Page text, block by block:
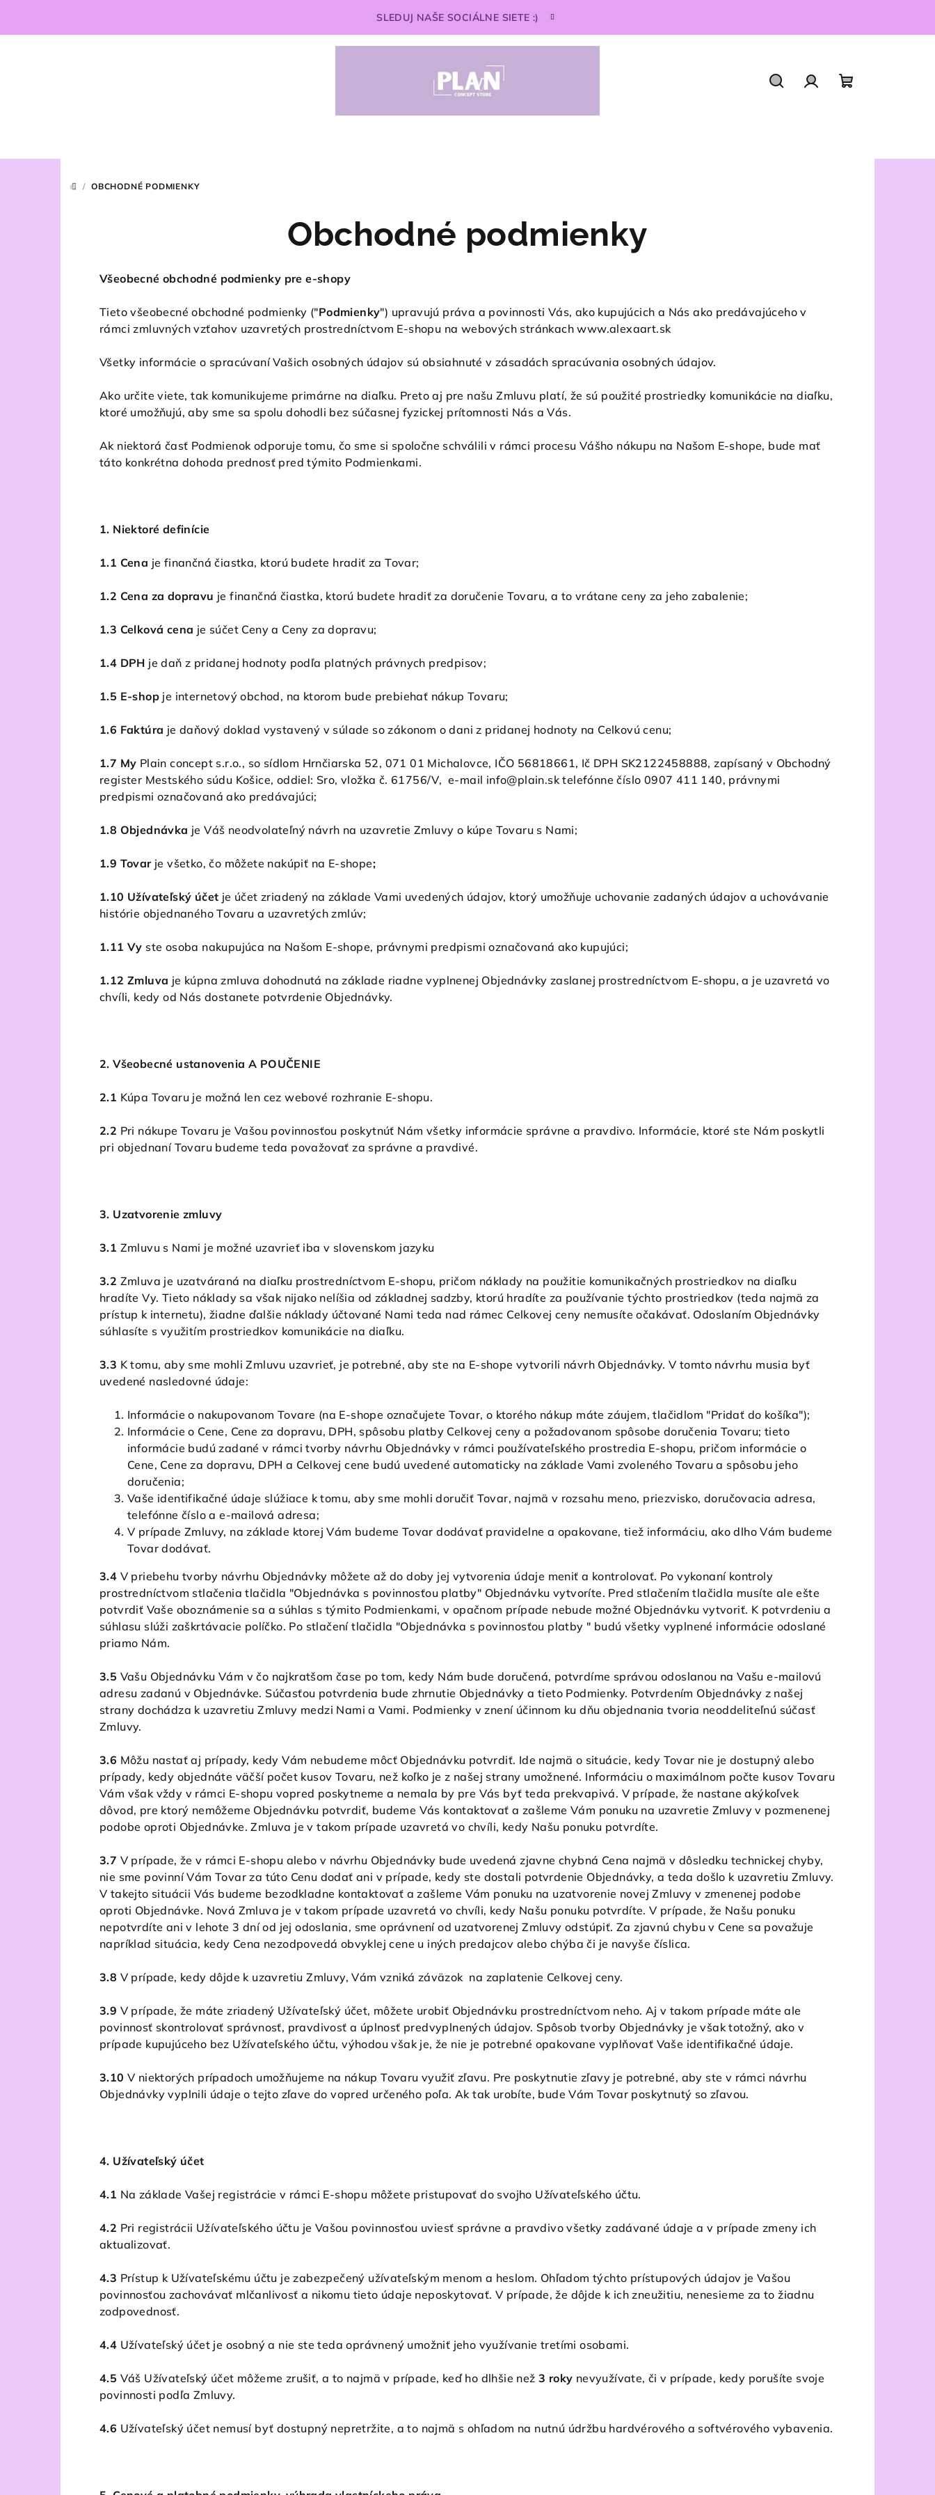
SLEDUJ NAŠE SOCIÁLNE SIETE :)
DOMOV
/ OBCHODNÉ PODMIENKY
Obchodné podmienky
Všeobecné obchodné podmienky pre e-shopy
Tieto všeobecné obchodné podmienky ("Podmienky") upravujú práva a povinnosti Vás, ako kupujúcich a Nás ako predávajúceho v
rámci zmluvných vzťahov uzavretých prostredníctvom E-shopu na webových stránkach www.alexaart.sk
Všetky informácie o spracúvaní Vašich osobných údajov sú obsiahnuté v zásadách spracúvania osobných údajov.
Ako určite viete, tak komunikujeme primárne na diaľku. Preto aj pre našu Zmluvu platí, že sú použité prostriedky komunikácie na diaľku,
ktoré umožňujú, aby sme sa spolu dohodli bez súčasnej fyzickej prítomnosti Nás a Vás.
Ak niektorá časť Podmienok odporuje tomu, čo sme si spoločne schválili v rámci procesu Vášho nákupu na Našom E-shope, bude mať
táto konkrétna dohoda prednosť pred týmito Podmienkami.
1. Niektoré definície
1.1 Cena je finančná čiastka, ktorú budete hradiť za Tovar;
1.2 Cena za dopravu je finančná čiastka, ktorú budete hradiť za doručenie Tovaru, a to vrátane ceny za jeho zabalenie;
1.3 Celková cena je súčet Ceny a Ceny za dopravu;
1.4 DPH je daň z pridanej hodnoty podľa platných právnych predpisov;
1.5 E-shop je internetový obchod, na ktorom bude prebiehať nákup Tovaru;
1.6 Faktúra je daňový doklad vystavený v súlade so zákonom o dani z pridanej hodnoty na Celkovú cenu;
1.7 My Plain concept s.r.o., so sídlom Hrnčiarska 52, 071 01 Michalovce, IČO 56818661, Ič DPH SK2122458888, zapísaný v Obchodný
register Mestského súdu Košice, oddiel: Sro, vložka č. 61756/V, e-mail info@plain.sk telefónne číslo 0907 411 140, právnymi
predpismi označovaná ako predávajúci;
1.8 Objednávka je Váš neodvolateľný návrh na uzavretie Zmluvy o kúpe Tovaru s Nami;
1.9 Tovarje všetko, čo môžete nakúpiť na E-shope;
1.10 Užívateľský účet je účet zriadený na základe Vami uvedených údajov, ktorý umožňuje uchovanie zadaných údajov a uchovávanie
histórie objednaného Tovaru a uzavretých zmlúv;
1.11 Vy ste osoba nakupujúca na Našom E-shope, právnymi predpismi označovaná ako kupujúci;
1.12 Zmluva je kúpna zmluva dohodnutá na základe riadne vyplnenej Objednávky zaslanej prostredníctvom E-shopu, a je uzavretá vo
chvíli, kedy od Nás dostanete potvrdenie Objednávky.
2. Všeobecné ustanovenia A POUČENIE
2.1 Kúpa Tovaru je možná len cez webové rozhranie E-shopu.
2.2 Pri nákupe Tovaru je Vašou povinnosťou poskytnúť Nám všetky informácie správne a pravdivo. Informácie, ktoré ste Nám poskytli
pri objednaní Tovaru budeme teda považovať za správne a pravdivé.
3. Uzatvorenie zmluvy
3.1 Zmluvu s Nami je možné uzavrieť iba v slovenskom jazyku
3.2 Zmluva je uzatváraná na diaľku prostredníctvom E-shopu, pričom náklady na použitie komunikačných prostriedkov na diaľku
hradíte Vy. Tieto náklady sa však nijako nelíšia od základnej sadzby, ktorú hradíte za používanie týchto prostriedkov (teda najmä za
prístup k internetu), žiadne ďalšie náklady účtované Nami teda nad rámec Celkovej ceny nemusíte očakávať. Odoslaním Objednávky
súhlasíte s využitím prostriedkov komunikácie na diaľku.
3.3 K tomu, aby sme mohli Zmluvu uzavrieť, je potrebné, aby ste na E-shope vytvorili návrh Objednávky. V tomto návrhu musia byť
uvedené nasledovné údaje:
Informácie o nakupovanom Tovare (na E-shope označujete Tovar, o ktorého nákup máte záujem, tlačidlom "Pridať do košíka");
Informácie o Cene, Cene za dopravu, DPH, spôsobu platby Celkovej ceny a požadovanom spôsobe doručenia Tovaru; tieto
informácie budú zadané v rámci tvorby návrhu Objednávky v rámci používateľského prostredia E-shopu, pričom informácie o
Cene, Cene za dopravu, DPH a Celkovej cene budú uvedené automaticky na základe Vami zvoleného Tovaru a spôsobu jeho
doručenia;
Vaše identifikačné údaje slúžiace k tomu, aby sme mohli doručiť Tovar, najmä v rozsahu meno, priezvisko, doručovacia adresa,
telefónne číslo a e-mailová adresa;
V prípade Zmluvy, na základe ktorej Vám budeme Tovar dodávať pravidelne a opakovane, tiež informáciu, ako dlho Vám budeme
Tovar dodávať.
3.4 V priebehu tvorby návrhu Objednávky môžete až do doby jej vytvorenia údaje meniť a kontrolovať. Po vykonaní kontroly
prostredníctvom stlačenia tlačidla "Objednávka s povinnosťou platby" Objednávku vytvoríte. Pred stlačením tlačidla musíte ale ešte
potvrdiť Vaše oboznámenie sa a súhlas s týmito Podmienkami, v opačnom prípade nebude možné Objednávku vytvoriť. K potvrdeniu a
súhlasu slúži zaškrtávacie políčko. Po stlačení tlačidla "Objednávka s povinnosťou platby " budú všetky vyplnené informácie odoslané
priamo Nám.
3.5 Vašu Objednávku Vám v čo najkratšom čase po tom, kedy Nám bude doručená, potvrdíme správou odoslanou na Vašu e-mailovú
adresu zadanú v Objednávke. Súčasťou potvrdenia bude zhrnutie Objednávky a tieto Podmienky. Potvrdením Objednávky z našej
strany dochádza k uzavretiu Zmluvy medzi Nami a Vami. Podmienky v znení účinnom ku dňu objednania tvoria neoddeliteľnú súčasť
Zmluvy.
3.6 Môžu nastať aj prípady, kedy Vám nebudeme môcť Objednávku potvrdiť. Ide najmä o situácie, kedy Tovar nie je dostupný alebo
prípady, kedy objednáte väčší počet kusov Tovaru, než koľko je z našej strany umožnené. Informáciu o maximálnom počte kusov Tovaru
Vám však vždy v rámci E-shopu vopred poskytneme a nemala by pre Vás byť teda prekvapivá. V prípade, že nastane akýkoľvek
dôvod, pre ktorý nemôžeme Objednávku potvrdiť, budeme Vás kontaktovať a zašleme Vám ponuku na uzavretie Zmluvy v pozmenenej
podobe oproti Objednávke. Zmluva je v takom prípade uzavretá vo chvíli, kedy Našu ponuku potvrdíte.
3.7 V prípade, že v rámci E-shopu alebo v návrhu Objednávky bude uvedená zjavne chybná Cena najmä v dôsledku technickej chyby,
nie sme povinní Vám Tovar za túto Cenu dodať ani v prípade, kedy ste dostali potvrdenie Objednávky, a teda došlo k uzavretiu Zmluvy.
V takejto situácii Vás budeme bezodkladne kontaktovať a zašleme Vám ponuku na uzatvorenie novej Zmluvy v zmenenej podobe
oproti Objednávke. Nová Zmluva je v takom prípade uzavretá vo chvíli, kedy Našu ponuku potvrdíte. V prípade, že Našu ponuku
nepotvrdíte ani v lehote 3 dní od jej odoslania, sme oprávnení od uzatvorenej Zmluvy odstúpiť. Za zjavnú chybu v Cene sa považuje
napríklad situácia, kedy Cena nezodpovedá obvyklej cene u iných predajcov alebo chýba či je navyše číslica.
3.8 V prípade, kedy dôjde k uzavretiu Zmluvy, Vám vzniká záväzok na zaplatenie Celkovej ceny.
3.9 V prípade, že máte zriadený Užívateľský účet, môžete urobiť Objednávku prostredníctvom neho. Aj v takom prípade máte ale
povinnosť skontrolovať správnosť, pravdivosť a úplnosť predvyplnených údajov. Spôsob tvorby Objednávky je však totožný, ako v
prípade kupujúceho bez Užívateľského účtu, výhodou však je, že nie je potrebné opakovane vyplňovať Vaše identifikačné údaje.
3.10 V niektorých prípadoch umožňujeme na nákup Tovaru využiť zľavu. Pre poskytnutie zľavy je potrebné, aby ste v rámci návrhu
Objednávky vyplnili údaje o tejto zľave do vopred určeného poľa. Ak tak urobíte, bude Vám Tovar poskytnutý so zľavou.
4. Užívateľský účet
4.1 Na základe Vašej registrácie v rámci E-shopu môžete pristupovať do svojho Užívateľského účtu.
4.2 Pri registrácii Užívateľského účtu je Vašou povinnosťou uviesť správne a pravdivo všetky zadávané údaje a v prípade zmeny ich
aktualizovať.
4.3 Prístup k Užívateľskému účtu je zabezpečený užívateľským menom a heslom. Ohľadom týchto prístupových údajov je Vašou
povinnosťou zachovávať mlčanlivosť a nikomu tieto údaje neposkytovať. V prípade, že dôjde k ich zneužitiu, nenesieme za to žiadnu
zodpovednosť.
4.4 Užívateľský účet je osobný a nie ste teda oprávnený umožniť jeho využívanie tretími osobami.
4.5 Váš Užívateľský účet môžeme zrušiť, a to najmä v prípade, keď ho dlhšie než3 roky nevyužívate, či v prípade, kedy porušíte svoje
povinnosti podľa Zmluvy.
4.6 Užívateľský účet nemusí byť dostupný nepretržite, a to najmä s ohľadom na nutnú údržbu hardvérového a softvérového vybavenia.